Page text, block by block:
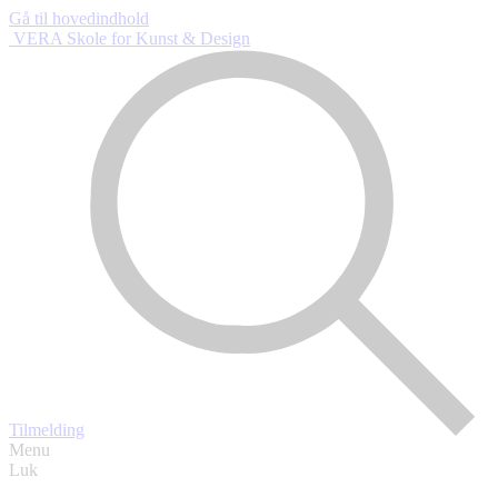
Gå til hovedindhold
VERA Skole for Kunst & Design
Tilmelding
Menu
Luk